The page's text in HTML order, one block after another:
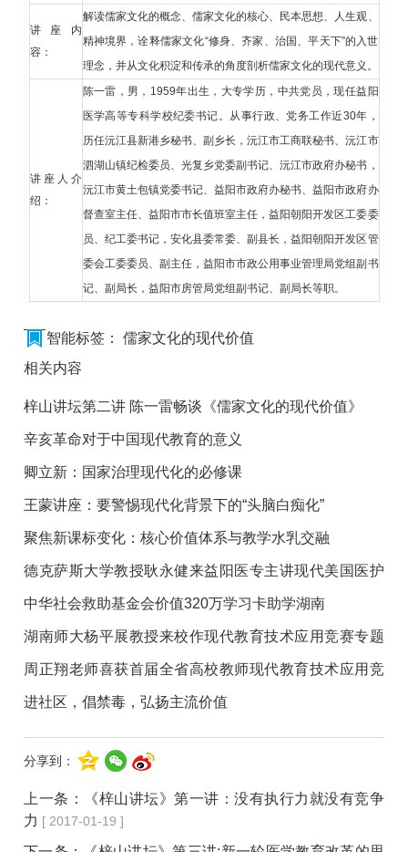
讲座内
容：
解读儒家文化的概念、儒家文化的核心、民本思想、人生观、
精神境界，诠释儒家文化“修身、齐家、治国、平天下”的入世
理念，并从文化积淀和传承的角度剖析儒家文化的现代意义。
讲座人介
绍：
陈一雷，男，1959年出生，大专学历，中共党员，现任益阳
医学高等专科学校纪委书记。从事行政、党务工作近30年，
历任沅江县新港乡秘书、副乡长，沅江市工商联秘书、沅江市
泗湖山镇纪检委员、光复乡党委副书记、沅江市政府办秘书，
沅江市黄土包镇党委书记、益阳市政府办秘书、益阳市政府办
督查室主任、益阳市市长值班室主任，益阳朝阳开发区工委委
员、纪工委书记，安化县委常委、副县长，益阳朝阳开发区管
委会工委委员、副主任，益阳市市政公用事业管理局党组副书
记、副局长，益阳市房管局党组副书记、副局长等职。
智能标签：
儒家文化的现代价值
相关内容
梓山讲坛第二讲 陈一雷畅谈《儒家文化的现代价值》
辛亥革命对于中国现代教育的意义
卿立新：国家治理现代化的必修课
王蒙讲座：要警惕现代化背景下的“头脑白痴化”
聚焦新课标变化：核心价值体系与教学水乳交融
德克萨斯大学教授耿永健来益阳医专主讲现代美国医护
教育
中华社会救助基金会价值320万学习卡助学湖南
湖南师大杨平展教授来校作现代教育技术应用竞赛专题
讲座
周正翔老师喜获首届全省高校教师现代教育技术应用竞
赛三等奖
进社区，倡禁毒，弘扬主流价值
分享到：
上一条：
《梓山讲坛》第一讲：没有执行力就没有竞争
力 [ 2017-01-19 ]